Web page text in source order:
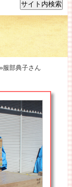
»服部典子さん